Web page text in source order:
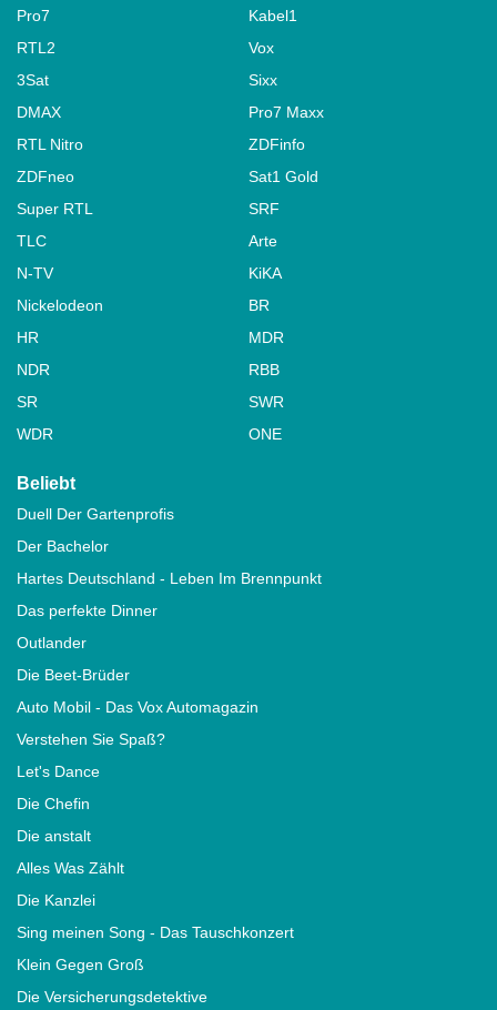
Pro7
Kabel1
RTL2
Vox
3Sat
Sixx
DMAX
Pro7 Maxx
RTL Nitro
ZDFinfo
ZDFneo
Sat1 Gold
Super RTL
SRF
TLC
Arte
N-TV
KiKA
Nickelodeon
BR
HR
MDR
NDR
RBB
SR
SWR
WDR
ONE
Beliebt
Duell Der Gartenprofis
Der Bachelor
Hartes Deutschland - Leben Im Brennpunkt
Das perfekte Dinner
Outlander
Die Beet-Brüder
Auto Mobil - Das Vox Automagazin
Verstehen Sie Spaß?
Let's Dance
Die Chefin
Die anstalt
Alles Was Zählt
Die Kanzlei
Sing meinen Song - Das Tauschkonzert
Klein Gegen Groß
Die Versicherungsdetektive